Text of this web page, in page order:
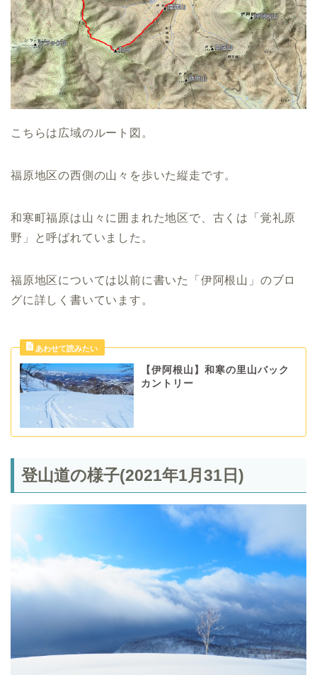
こちらは広域のルート図。
福原地区の西側の山々を歩いた縦走です。
和寒町福原は山々に囲まれた地区で、古くは「覚礼原
野」と呼ばれていました。
福原地区については以前に書いた「伊阿根山」のブロ
グに詳しく書いています。
【伊阿根山】和寒の里山バック
カントリー
登山道の様子(2021年1月31日)